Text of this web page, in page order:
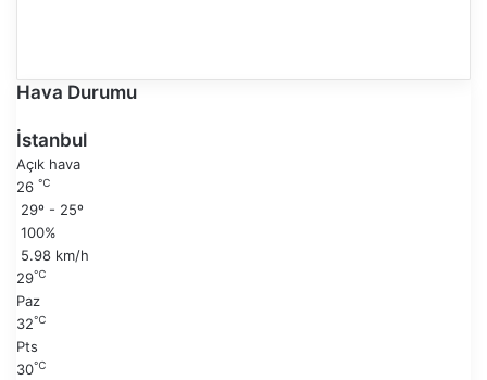
e
k
s
a
a
n
r
k
i
y
f
Hava Durumu
İstanbul
Açık hava
26 ℃
29º - 25º
100%
5.98 km/h
29℃
Paz
32℃
Pts
30℃